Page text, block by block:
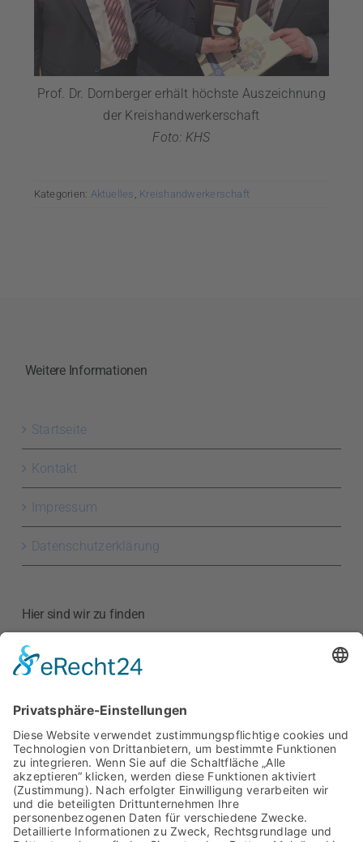
Prof. Dr. Dornberger erhält höchste Auszeichnung
der Kreishandwerkerschaft
Foto: KHS
Kategorien: Aktuelles Kreishandwerkerschaft
Weitere Informationen
Startseite
Kontakt
Impressum
Datenschutzerklärung
Hier sind wir zu finden
Kreishandwerkerschaft
Hauptstraße 52
01589 Riesa
Google Maps anzeigen